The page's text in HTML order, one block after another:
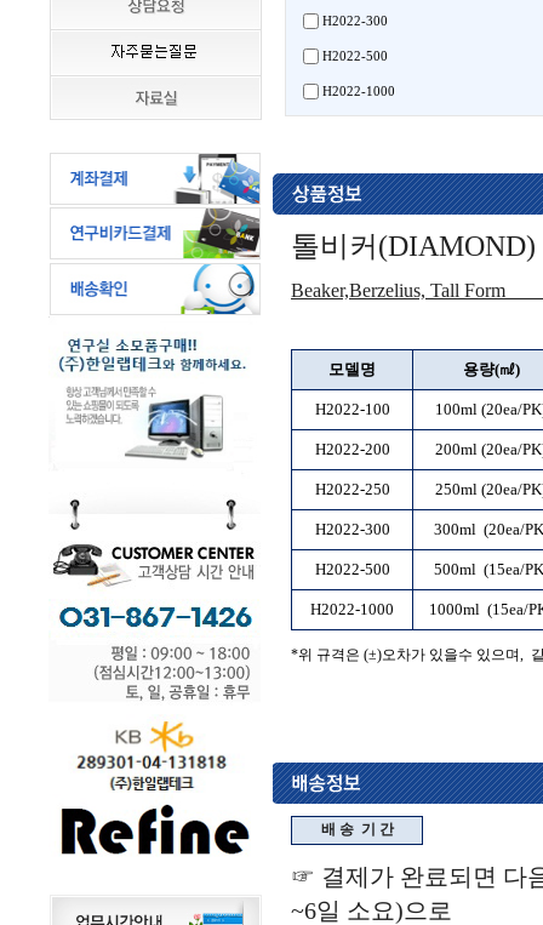
H2022-300
H2022-500
H2022-1000
톨비커(DIAMOND)
모델명 용량(㎖)
H2022-100 100ml (20ea/
H2022-200 200ml (20ea/
H2022-250 250ml (20ea/
H2022-300 300ml (20ea/
H2022-500 500ml (15ea/
H2022-1000 1000ml (15ea/
*위 규격은 (±)오차가 있을수 있으며,
배 송 기 간
☞ 결제가 완료되면 다
~6일 소요)으로